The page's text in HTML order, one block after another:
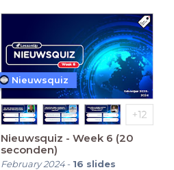
Nieuwsquiz - Week 6 (20
seconden)
February 2024- 16 slides
Nieuwsquiz